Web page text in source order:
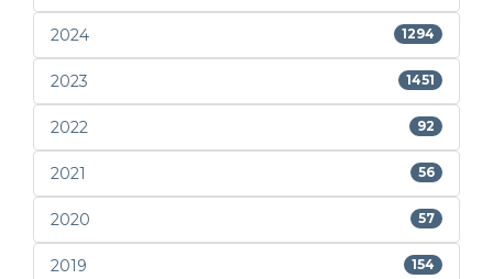
2024 1294
2023 1451
2022 92
2021 56
2020 57
2019 154